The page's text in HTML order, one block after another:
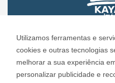
Utilizamos ferramentas e
cookies e outras tecnologias
melhorar a sua experiência
personalizar publicidade e
CRECI: 72.304
Informações de